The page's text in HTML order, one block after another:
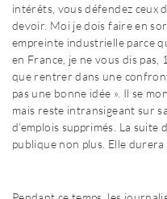
intérêts, vous défendez ceux
devoir. Moi je dois faire en
empreinte industrielle parce
en France, je ne vous dis
que rentrer dans une
pas une bonne idée ». Il se
mais reste intransigeant sur
d’emplois supprimés. La suite
publique non plus. Elle durera